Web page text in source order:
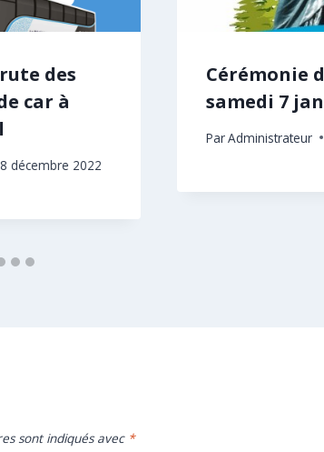
des
car à
8 décembre 2022
Cérémonie
samedi 7
ParAdministrateur
sont indiqués avec *